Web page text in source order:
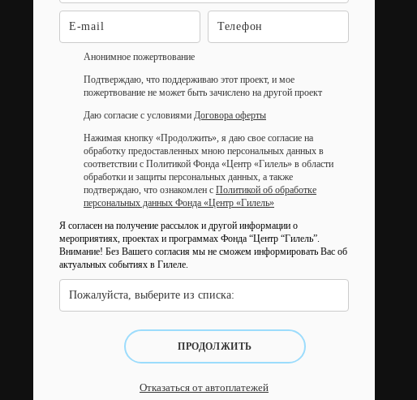
Анонимное пожертвование
Подтверждаю, что поддерживаю этот проект, и мое
пожертвование не может быть зачислено на другой проект
Даю согласие с условиями Договора оферты
Нажимая кнопку «Продолжить», я даю свое согласие на
обработку предоставленных мною персональных данных в
соответствии с Политикой Фонда «Центр «Гилель» в области
обработки и защиты персональных данных, а также
подтверждаю, что ознакомлен с Политикой об обработке
персональных данных Фонда «Центр «Гилель»
Я согласен на получение рассылок и другой информации о
мероприятиях, проектах и программах Фонда “Центр “Гилель”.
Внимание! Без Вашего согласия мы не сможем информировать Вас об
актуальных событиях в Гилеле.
Пожалуйста, выберите из списка:
ПРОДОЛЖИТЬ
Отказаться от автоплатежей